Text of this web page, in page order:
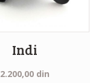
Indi
2.200,00 din